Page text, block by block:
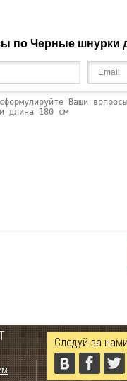
по Черные шнурки
Следуй за нами